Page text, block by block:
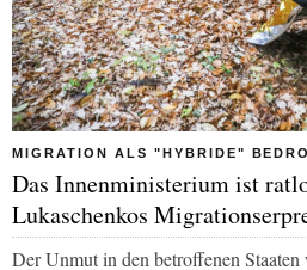
MIGRATION ALS "HYBRIDE"
Das Innenministerium ist
Lukaschenkos
Der Unmut in den betroffenen